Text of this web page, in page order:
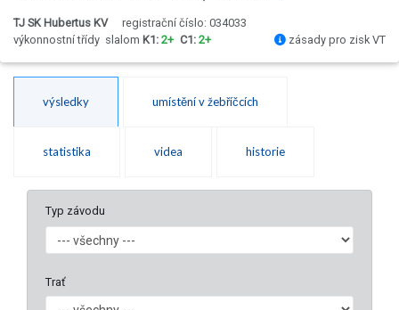
TJ SK Hubertus KV
registrační číslo: 034033
výkonnostní třídy slalom K1: 2+ C1: 2+ zásady pro zisk VT
výsledky umístění v žebříčcích
statistika videa historie
Typ závodu
Trať